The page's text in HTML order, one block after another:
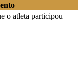
o atleta participou